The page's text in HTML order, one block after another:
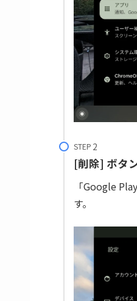
STEP
[削除] ボタ
「Google
す。